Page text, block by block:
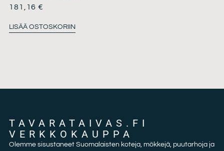
181,16€
LISÄÄ OSTOSKORIIN
TAVARATAIVAS.FI
VERKKOKAUPPA
Olemme sisustaneet Suomalaisten koteja, mökkejä, puutarhoja ja